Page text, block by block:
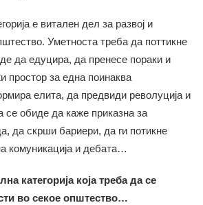
е витален дел за развој и
Уметноста треба да поттикне
да едуцира, да пренесе пораки и
простор за една поинаква
елита, да предвиди револуција и
се обиде да каже приказна за
да скрши бариери, да ги потикне
комуникација и дебата…
категорија која треба да се
во секое општество…